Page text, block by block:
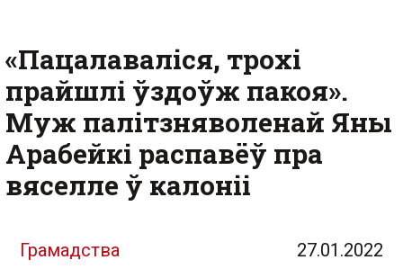
«Пацалаваліся, трохі
прайшлі ўздоўж пакоя ».
Муж палітзняволенай Яны
Арабейкі распавёў пра
вяселле ў калоніі
Грамадства 27.01.2022